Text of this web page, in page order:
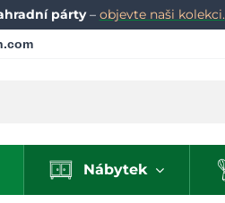
párty– objevte naši kolekci.
Nábytek